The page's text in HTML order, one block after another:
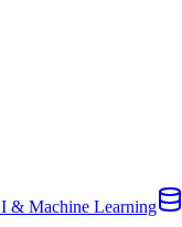
& Machine Learning